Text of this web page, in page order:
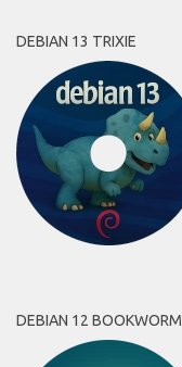
DEBIAN 13 TRIXIE
DEBIAN 12 BOOKWORM